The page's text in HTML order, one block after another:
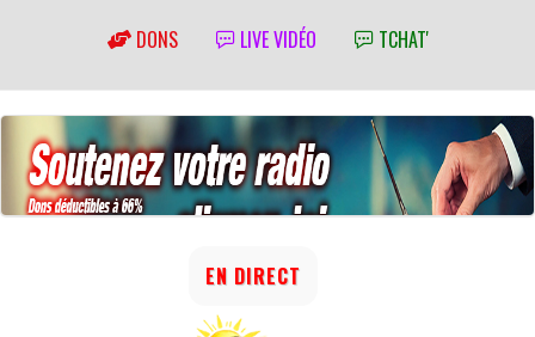
DONS LIVE VIDÉO TCHAT'
EN DIRECT